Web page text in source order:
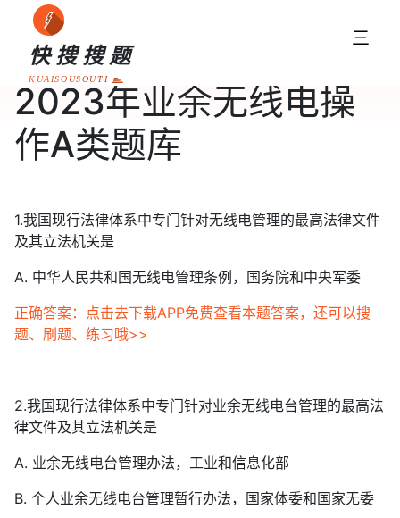
快搜搜题
KUAISOUSOUTI
三
2023年业余无线电操
作A类题库
1.我国现行法律体系中专门针对无线电管理的最高法律文件
及其立法机关是
A. 中华人民共和国无线电管理条例，国务院和中央军委
正确答案：点击去下载APP免费查看本题答案，还可以搜
题、刷题、练习哦>>
2.我国现行法律体系中专门针对业余无线电台管理的最高法
律文件及其立法机关是
A. 业余无线电台管理办法，工业和信息化部
B. 个人业余无线电台管理暂行办法，国家体委和国家无委